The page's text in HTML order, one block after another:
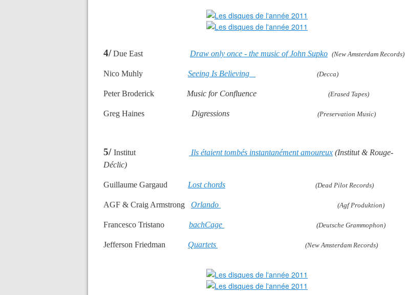
4/ Due East Draw only once - the music of John Supko (New Amsterdam Records)
Nico Muhly Seeing Is Believing (Decca)
Peter Broderick Music for Confluence (Erased Tapes)
Greg Haines Digressions (Preservation Music)
5/ Institut Ils étaient tombés instantanément amoureux (Institut & Rouge-
Déclic)
Guillaume Gargaud Lost chords (Dead Pilot Records)
AGF & Craig Armstrong Orlando (Agf Produktion)
Francesco Tristano bachCage (Deutsche Grammophon)
Jefferson Friedman Quartets (New Amsterdam Records)